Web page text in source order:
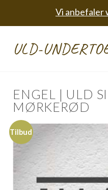
Vi anbefaler
ULD-
ENGEL | ULD
MØRKERØD
Tilbud